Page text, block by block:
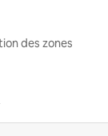
des zones